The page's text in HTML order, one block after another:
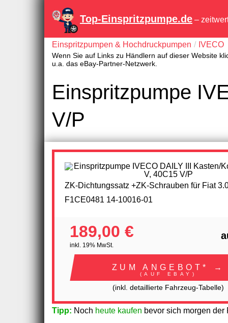
Top-Einspritzpumpe.de –
Einspritzpumpen & Hochdruckpumpen IVECO
Wenn Sie auf Links zu Händlern auf dieser Website
u.a. das eBay-Partner-Netzwerk.
Einspritzpumpe
V/P
ZK-Dichtungssatz +ZK-Schrauben für Fiat
F1CE0481 14-10016-01
189,00 €
inkl. 19% MwSt.
ZUM ANGEBOT* →
(AUF EBAY)
(inkl. detaillierte Fahrzeug-Tabelle)
Tipp: Noch heute kaufen bevor sich morgen der